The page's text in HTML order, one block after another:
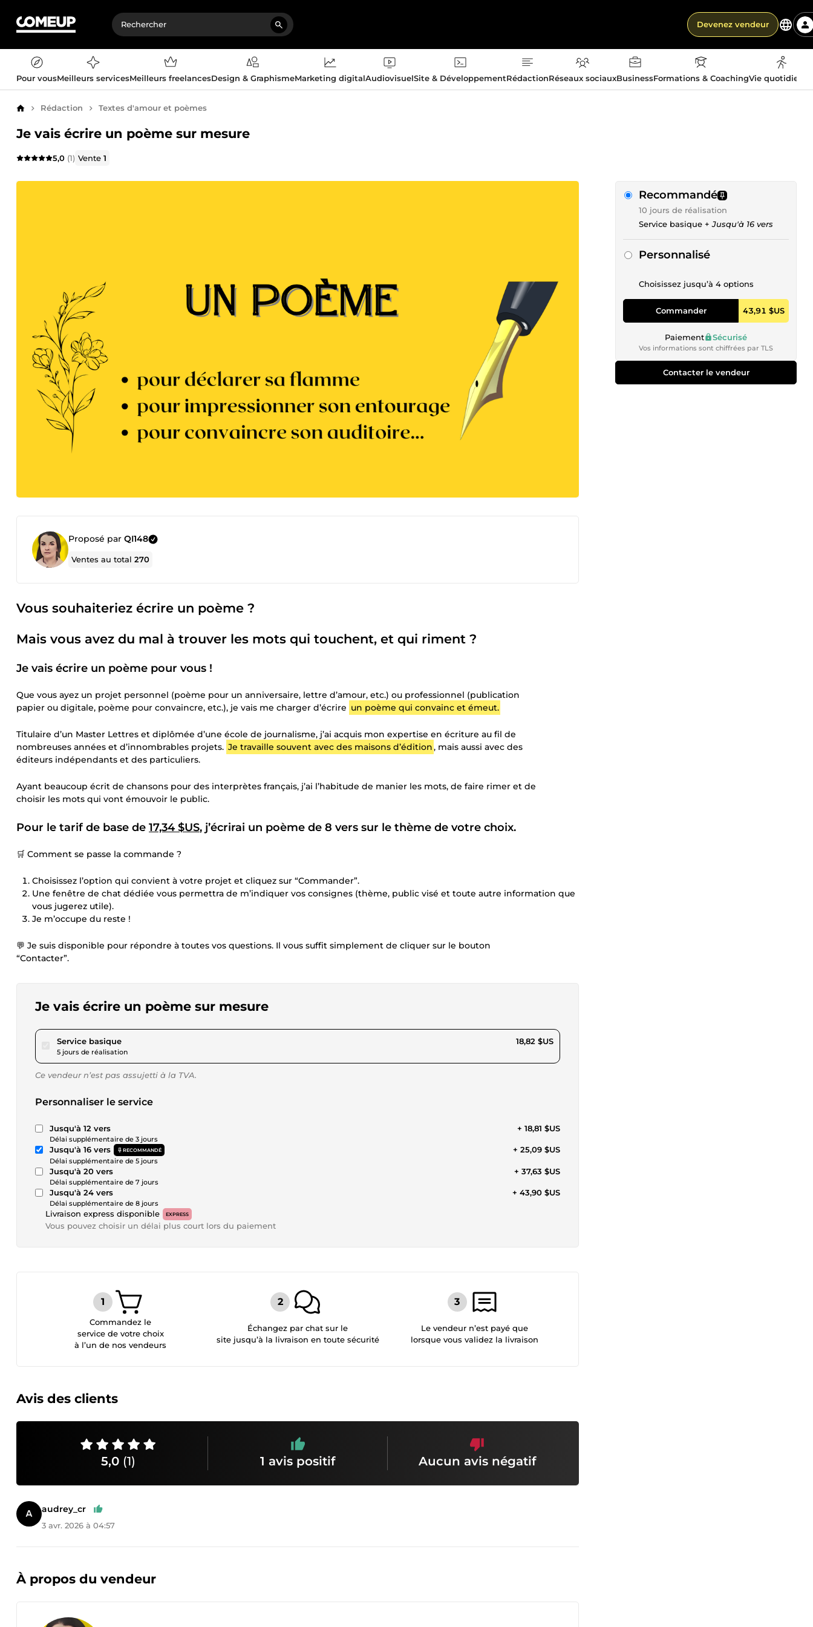
Devenez vendeur
Pour vousMeilleurs servicesMeilleurs freelancesDesign & GraphismeMarketing digitalAudiovisuelSite & DéveloppementRédactionRéseaux sociauxBusinessFormations & CoachingVie
AccueilRédaction Textes d'amour et poèmes
Je vais écrire un poème sur mesure
5,0 (1) Vente1
Proposé par QI148
Ventes au total270
Vous souhaiteriez écrire un poème ?
Mais vous avez du mal à trouver les mots qui touchent, et qui riment ?
Je vais écrire un poème pour vous !
Que vous ayez un projet personnel (poème pour un anniversaire, lettre d’amour, etc.) ou professionnel (publication
papier ou digitale, poème pour convaincre, etc.), je vais me charger d’écrire un poème qui convainc et émeut.
Titulaire d’un Master Lettres et diplômée d’une école de journalisme, j’ai acquis mon expertise en écriture au fil de
nombreuses années et d’innombrables projets. Je travaille souvent avec des maisons d’édition, mais aussi avec des
éditeurs indépendants et des particuliers.
Ayant beaucoup écrit de chansons pour des interprètes français, j’ai l’habitude de manier les mots, de faire rimer et de
choisir les mots qui vont émouvoir le public.
Pour le tarif de base de 17,34 $US, j’écrirai un poème de 8 vers sur le thème de votre choix.
🛒 Comment se passe la commande ?
Choisissez l’option qui convient à votre projet et cliquez sur “Commander”.
Une fenêtre de chat dédiée vous permettra de m’indiquer vos consignes (thème, public visé et toute autre information que
vous jugerez utile).
Je m’occupe du reste !
💬 Je suis disponible pour répondre à toutes vos questions. Il vous suffit simplement de cliquer sur le bouton
“Contacter”.
Je vais écrire un poème sur mesure
Service basiquepour 17,34 $US
5 jours de réalisation
18,82 $US
Ce vendeur n’est pas assujetti à la TVA.
Personnaliser le service
Jusqu'à 12 vers
Délai supplémentaire de 3 jours
+ 18,81 $US
Jusqu'à 16 vers RECOMMANDÉ
Délai supplémentaire de 5 jours
+ 25,09 $US
Jusqu'à 20 vers
Délai supplémentaire de 7 jours
+ 37,63 $US
Jusqu'à 24 vers
Délai supplémentaire de 8 jours
+ 43,90 $US
Livraison express disponible EXPRESS
Vous pouvez choisir un délai plus court lors du paiement
Recommandé
10 jours de réalisation
Service basique +Jusqu'à 16 vers
Personnalisé
Choisissez jusqu’à 4 options
Commander 43,91 $US
Paiement Sécurisé
Vos informations sont chiffrées par TLS
Contacter le vendeur
Commandez le
service de votre choix
à l’un de nos vendeurs
Échangez par chat sur le
site jusqu’à la livraison en toute sécurité
Le vendeur n’est payé que
lorsque vous validez la livraison
Avis des clients
5,0 (1) 1 avis positif Aucun avis négatif
audrey_cr
3 avr. 2026 à 04:57
À propos du vendeur